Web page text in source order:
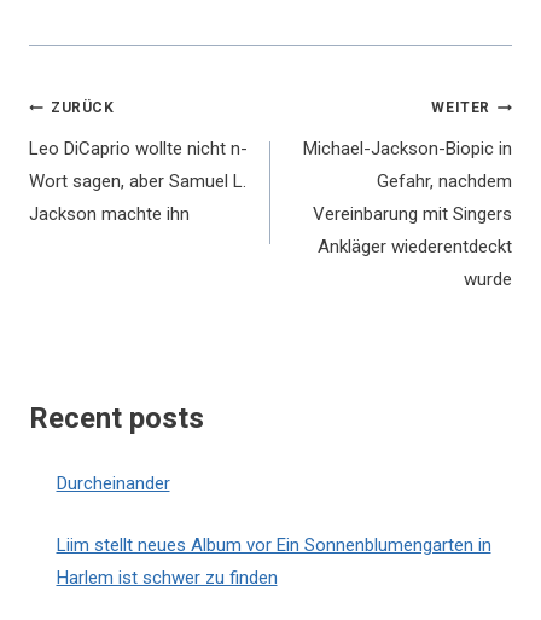
Beitragsnavigation
ZURÜCK
Leo DiCaprio wollte nicht n-
Wort sagen, aber Samuel L.
Jackson machte ihn
WEITER
Michael-Jackson-Biopic in
Gefahr, nachdem
Vereinbarung mit Singers
Ankläger wiederentdeckt
wurde
Recent posts
Durcheinander
Liim stellt neues Album vor Ein Sonnenblumengarten in
Harlem ist schwer zu finden